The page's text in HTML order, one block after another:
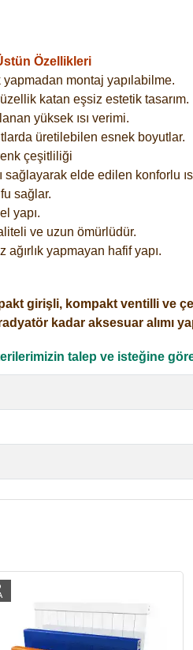
Özellikleri
montaj yapılabilme.
katan eşsiz estetik tasarım.
yüksek ısı verimi.
üretilebilen esnek boyutlar.
çeşitliliği
sağlayarak elde edilen konforlu
sağlar.
yapı.
ve uzun ömürlüdür.
yapmayan hafif yapı.
girişli, kompakt ventilli ve
kadar aksesuar alımı
talep ve isteğine